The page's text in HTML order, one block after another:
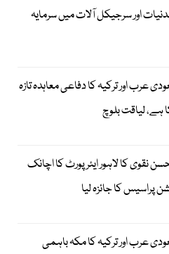
اور سرجیکل آلات میں سرمایہ
عرب اور ترکیہ کا دفاعی معاہدہ تازہ
ہے، لیاقت بلوچ
نقوی کا لاہور ایئر پورٹ کا اچانک
پراسیس کا جائزہ لیا
عرب اور ترکیہ کا مکہ باہمی